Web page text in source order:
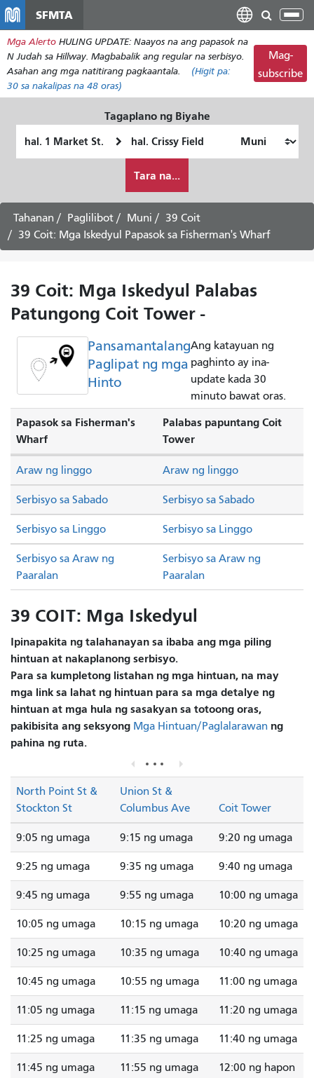
pangunahing
nilalaman
SFMTA
I-
ang
Mga Alerto HULING UPDATE: Naayos na ang papasok na
N Judah sa Hillway. Magbabalik ang regular na serbisyo.
Asahan ang mga natitirang pagkaantala.
(Higit pa:
30 sa nakalipas na 48 oras)
Mag-
subscribe
Tagaplano ng Biyahe
ko
gustong
maglakbay
Tara na...
Tahanan Paglilibot Muni
39 Coit
39 Coit: Mga Iskedyul Papasok sa Fisherman's Wharf
39 Coit: Mga Iskedyul Palabas
Patungong Coit Tower -
Pansamantalang
Paglipat ng mga
Hinto
Ang katayuan ng
paghinto ay ina-
update kada 30
minuto bawat oras.
Papasok sa Fisherman's
Wharf
Palabas papuntang Coit
Tower
Serbisyo sa Sabado Serbisyo sa Sabado
Serbisyo sa Linggo Serbisyo sa Linggo
Araw ng linggo Araw ng linggo
Serbisyo sa Araw ng
Paaralan
Serbisyo sa Araw ng
Paaralan
39 COIT: Mga Iskedyul
Ipinapakita ng talahanayan sa ibaba ang mga piling
hintuan at nakaplanong serbisyo.
Para sa kumpletong listahan ng mga hintuan, na may
mga link sa lahat ng hintuan para sa mga detalye ng
hintuan at mga hula ng sasakyan sa totoong oras,
pakibisita ang seksyong Mga Hintuan/Paglalarawan ng
pahina ng ruta.
North Point St &
Stockton St
Union St &
Columbus Ave
Coit Tower
9:05 ng umaga 9:15 ng umaga 9:20 ng umaga
9:25 ng umaga 9:35 ng umaga 9:40 ng umaga
9:45 ng umaga 9:55 ng umaga 10:00 ng umaga
10:05 ng umaga 10:15 ng umaga 10:20 ng umaga
10:25 ng umaga 10:35 ng umaga 10:40 ng umaga
10:45 ng umaga 10:55 ng umaga 11:00 ng umaga
11:05 ng umaga 11:15 ng umaga 11:20 ng umaga
11:25 ng umaga 11:35 ng umaga 11:40 ng umaga
11:45 ng umaga 11:55 ng umaga 12:00 ng hapon